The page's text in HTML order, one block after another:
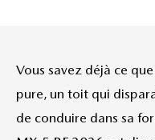
Vous savez déjà ce
pure, un toit qui
de conduire dans sa